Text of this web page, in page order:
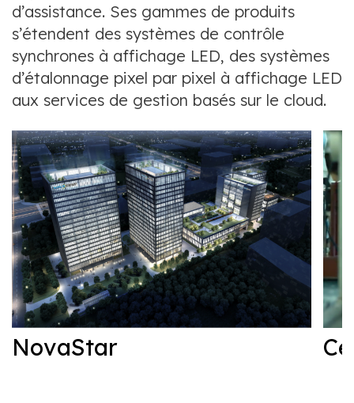
d’assistance. Ses gammes de produits
s’étendent des systèmes de contrôle
synchrones à affichage LED, des systèmes
d’étalonnage pixel par pixel à affichage LED
aux services de gestion basés sur le cloud.
NovaStar